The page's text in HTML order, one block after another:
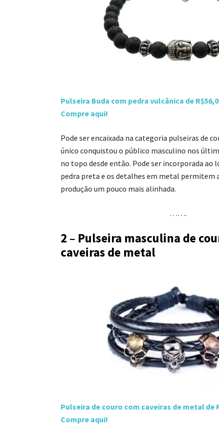
Pulseira Buda com pedra vulcânica de
Compre aqui!
Pode ser encaixada na categoria pulseiras de
único conquistou o público masculino nos
no topo desde então. Pode ser incorporada ao
pedra preta e os detalhes em metal permitem
produção um pouco mais alinhada.
…….
2 – Pulseira masculina de
caveiras de metal
Pulseira de couro com caveiras de metal de
Compre aqui!